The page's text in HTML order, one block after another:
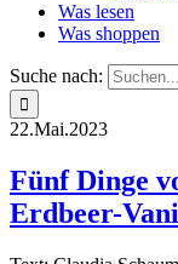
Was lesen
Was shoppen
Suche nach:
22.Mai.2023
Fünf Dinge
Erdbeer-